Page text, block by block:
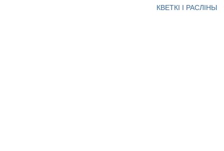
КВЕТКІ І РАСЛІНЫ